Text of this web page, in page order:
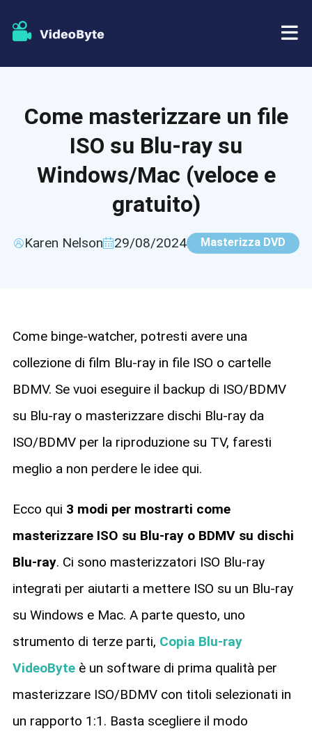
Ripper di DVD
Creatore di DVD
Negozio
Risorse
Come masterizzare un file
ISO su Blu-ray su
Windows/Mac (veloce e
gratuito)
Karen Nelson 29/08/2024 Masterizza DVD
Come binge-watcher, potresti avere una
collezione di film Blu-ray in file ISO o cartelle
BDMV. Se vuoi eseguire il backup di ISO/BDMV
su Blu-ray o masterizzare dischi Blu-ray da
ISO/BDMV per la riproduzione su TV, faresti
meglio a non perdere le idee qui.
Ecco qui 3 modi per mostrarti come
masterizzare ISO su Blu-ray o BDMV su dischi
Blu-ray. Ci sono masterizzatori ISO Blu-ray
integrati per aiutarti a mettere ISO su un Blu-ray
su Windows e Mac. A parte questo, uno
strumento di terze parti, Copia Blu-ray
VideoByteè un software di prima qualità per
masterizzare ISO/BDMV con titoli selezionati in
un rapporto 1:1. Basta scegliere il modo